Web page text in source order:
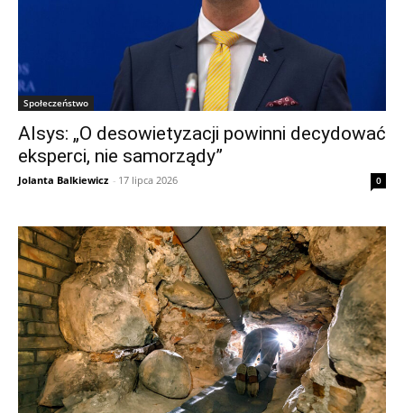
Społeczeństwo
Alsys: „O desowietyzacji powinni decydować
eksperci, nie samorządy”
Jolanta Balkiewicz - 17 lipca 2026 0